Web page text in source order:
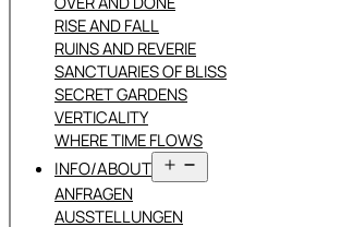
RISE AND FALL
RUINS AND REVERIE
SANCTUARIES OF BLISS
SECRET GARDENS
VERTICALITY
WHERE TIME FLOWS
INFO/ABOUT
öffnen
ANFRAGEN
AUSSTELLUNGEN